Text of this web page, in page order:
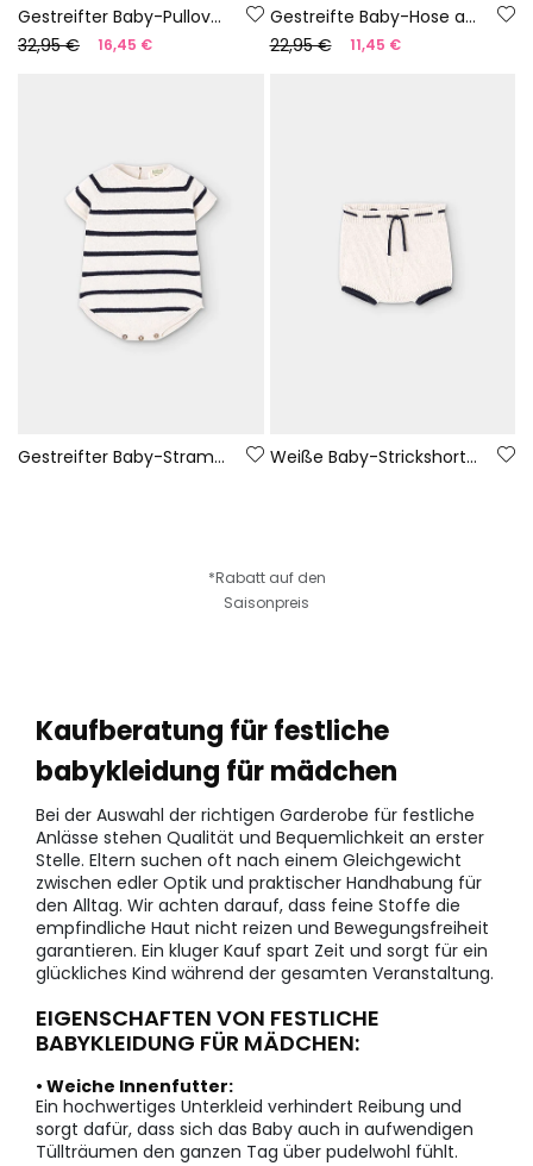
Gestreifter Baby-Pullover aus 100 % recyceltem Garn | Limited Edition
32,95 €
16,45 €
Gestreifte Baby-Hose aus 100 % recyceltem Garn | Limited Edition
22,95 €
11,45 €
Gestreifter Baby-Strampler aus Strick 100 % recyceltes Garn | Limited Edition Weiße Baby-Strickshorts aus 100 % recyceltem Garn | Limited Edition
*Rabatt auf den
Saisonpreis
Kaufberatung für festliche
babykleidung für mädchen
Bei der Auswahl der richtigen Garderobe für festliche
Anlässe stehen Qualität und Bequemlichkeit an erster
Stelle. Eltern suchen oft nach einem Gleichgewicht
zwischen edler Optik und praktischer Handhabung für
den Alltag. Wir achten darauf, dass feine Stoffe die
empfindliche Haut nicht reizen und Bewegungsfreiheit
garantieren. Ein kluger Kauf spart Zeit und sorgt für ein
glückliches Kind während der gesamten Veranstaltung.
EIGENSCHAFTEN VON FESTLICHE
BABYKLEIDUNG FÜR MÄDCHEN:
• Weiche Innenfutter:
Ein hochwertiges Unterkleid verhindert Reibung und
sorgt dafür, dass sich das Baby auch in aufwendigen
Tüllträumen den ganzen Tag über pudelwohl fühlt.